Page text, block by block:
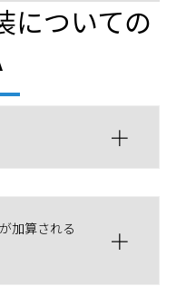
についての
加算される